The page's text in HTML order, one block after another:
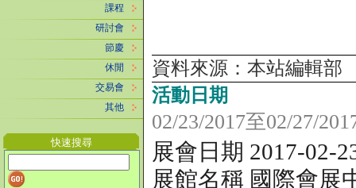
課程
研討會
節慶
休閒
交易會
其他
快速搜尋
資料來源：本站編輯
活動日期
02/23/2017至02/27/
展會日期 2017-02-
展館名稱 國際會展